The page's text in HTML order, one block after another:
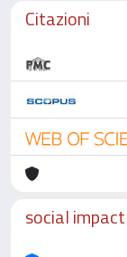
Citazioni
social impact